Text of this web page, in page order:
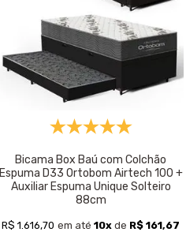
Bicama Box Baú com Colchão
Espuma D33 Ortobom Airtech 100 +
Auxiliar Espuma Unique Solteiro
88cm
R$ 1.616,70 em até10x de R$ 161,67